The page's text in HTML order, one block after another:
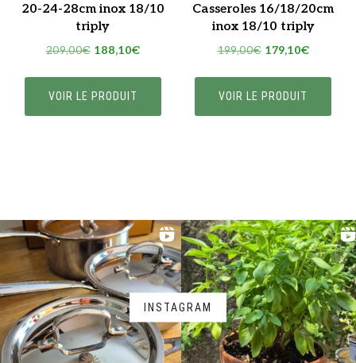
20-24-28cm inox 18/10
triply
209,00€ Le
188,10€Le
VOIR LE PRODUIT
Casseroles 16/18/20cm
inox 18/10 triply
199,00€ Le
179,10€Le
VOIR LE PRODUIT
INSTAGRAM